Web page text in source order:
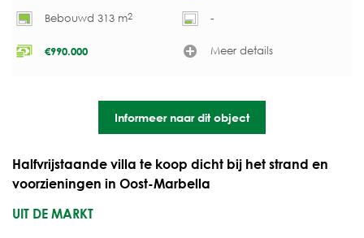
Bebouwd 313 m2 -
€990.000 Meer details
Informeer naar dit object
Halfvrijstaande villa te koop dicht bij het strand en
voorzieningen in Oost-Marbella
UIT DE MARKT